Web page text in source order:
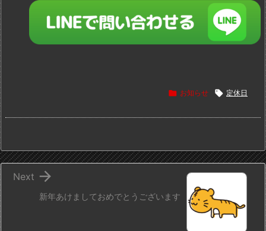
 お知らせ  定休日
新年あけましておめでとうございます

Next